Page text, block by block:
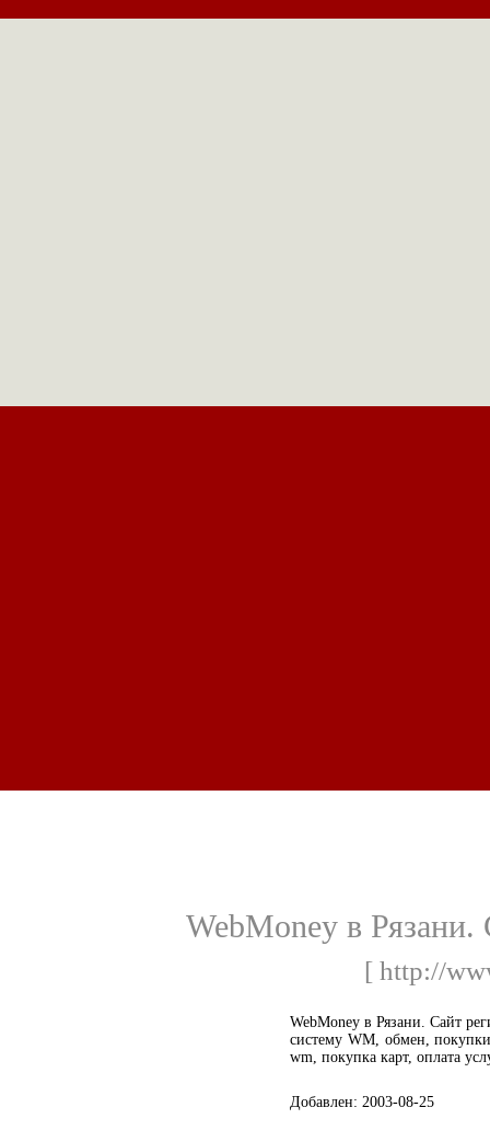
WebMoney в Рязани.
[ http://
WebMoney в Рязани. Сайт
систему WM, обмен,
wm, покупка карт, оплата
Добавлен: 2003-08-25